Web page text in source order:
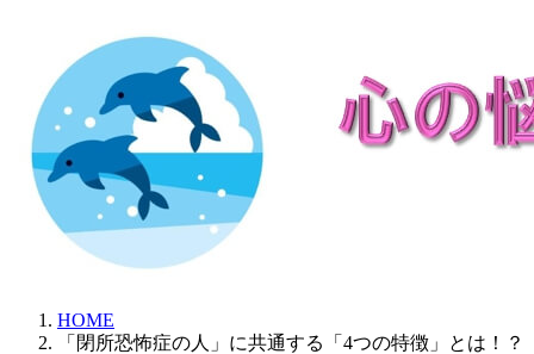
HOME
「閉所恐怖症の人」に共通する「4つの特徴」とは！？